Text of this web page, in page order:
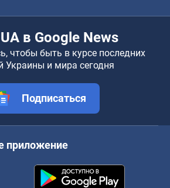
в Google News
чтобы быть в курсе последних
Украины и мира сегодня
Подписаться
приложение